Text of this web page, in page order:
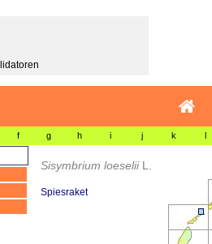
f g h i j k l
Sisymbrium loeselii L.
Spiesraket